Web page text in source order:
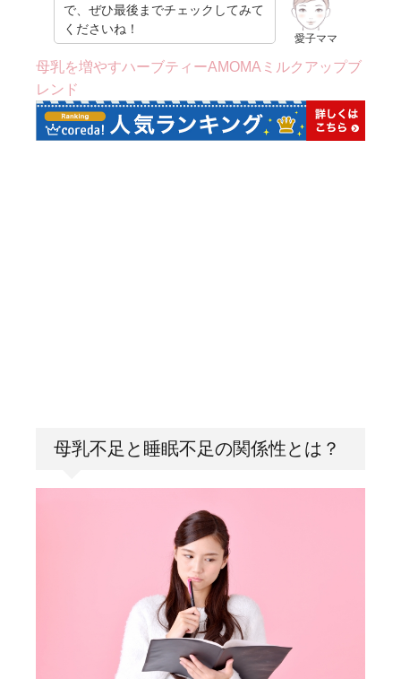
愛子ママ
で、ぜひ最後までチェックしてみて
くださいね！
母乳を増やすハーブティーAMOMAミルクアップブ
レンド
母乳不足と睡眠不足の関係性とは？